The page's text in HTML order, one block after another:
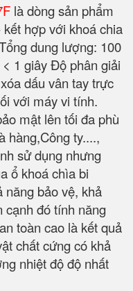
là dòng sản phẩm
hợp với khoá chia
dung lượng: 100
1 giây Độ phân giải
dấu vân tay trực
với máy vi tính.
mật lên tối đa phù
hàng,Công ty....,
sử dụng nhưng
ổ khoá chìa bi
năng bảo vệ, khả
cạnh đó tính năng
toàn cao là kết quả
chất cứng có khả
nhiệt độ độ nhất